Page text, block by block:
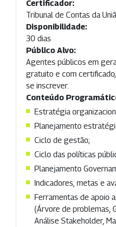
Certificador:
Tribunal de Contas da
Disponibilidade:
30 dias
Público Alvo:
Agentes públicos em
gratuito e com
se inscrever.
Conteúdo
Estratégia
Planejamento
Ciclo de gestão;
Ciclo das políticas
Planejamento
Indicadores, metas e
Ferramentas de apoio
(Árvore de problemas,
Análise Stakeholder,